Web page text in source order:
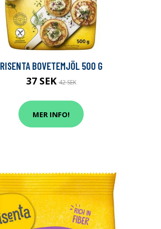
RISENTA BOVETEMJÖL 500 G
37 SEK42 SEK
MER INFO!